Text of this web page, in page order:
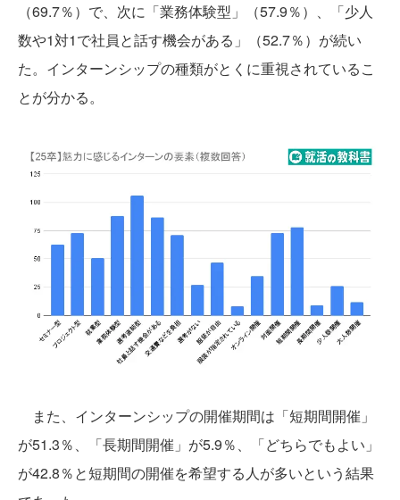
（69.7％）で、次に「業務体験型」（57.9％）、「少人
数や1対1で社員と話す機会がある」（52.7％）が続い
た。インターンシップの種類がとくに重視されているこ
とが分かる。
また、インターンシップの開催期間は「短期間開催」
が51.3％、「長期間開催」が5.9％、「どちらでもよい」
が42.8％と短期間の開催を希望する人が多いという結果